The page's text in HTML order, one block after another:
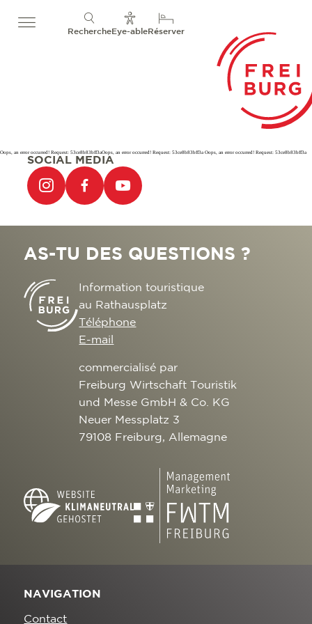
RechercheEye-ableRéserver
Oops, an error occurred! Request: 53ce8b83bff3aOops, an error occurred! Request: 53ce8b83bff3a Oops, an error occurred! Request: 53ce8b83bff3a
SOCIAL MEDIA
AS-TU DES QUESTIONS ?
Information touristique
au Rathausplatz
Téléphone
E-mail
commercialisé par
Freiburg Wirtschaft Touristik
und Messe GmbH & Co. KG
Neuer Messplatz 3
79108 Freiburg, Allemagne
NAVIGATION
Contact